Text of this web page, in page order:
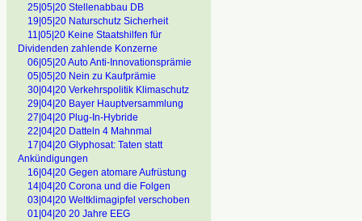
25|05|20 Stellenabbau DB
19|05|20 Naturschutz Sicherheit
11|05|20 Keine Staatshilfen für
Dividenden zahlende Konzerne
06|05|20 Auto Anti-Innovationsprämie
05|05|20 Nein zu Kaufprämie
30|04|20 Verkehrspolitik Klimaschutz
29|04|20 Bayer Hauptversammlung
27|04|20 Plug-In-Hybride
22|04|20 Datteln 4 Mahnmal
17|04|20 Glyphosat: Taten statt
Ankündigungen
16|04|20 Gegen atomare Aufrüstung
14|04|20 Corona und die Folgen
03|04|20 Weltklimagipfel verschoben
01|04|20 20 Jahre EEG